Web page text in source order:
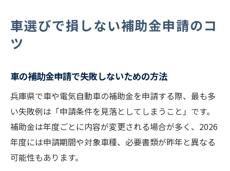
車選びで損しない補助金申請のコ
ツ
車の補助金申請で失敗しないための方法
兵庫県で車や電気自動車の補助金を申請する際、最も多
い失敗例は「申請条件を見落としてしまうこと」です。
補助金は年度ごとに内容が変更される場合が多く、2026
年度には申請期間や対象車種、必要書類が昨年と異なる
可能性もあります。